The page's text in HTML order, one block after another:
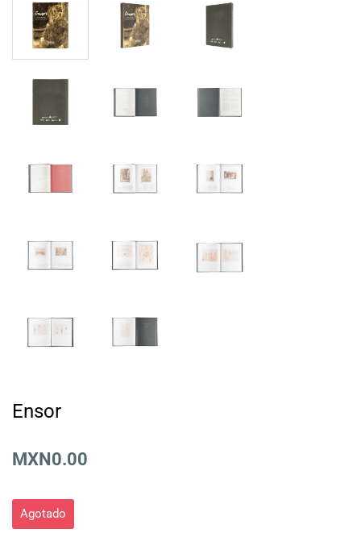
Ensor
MXN0.00
Agotado